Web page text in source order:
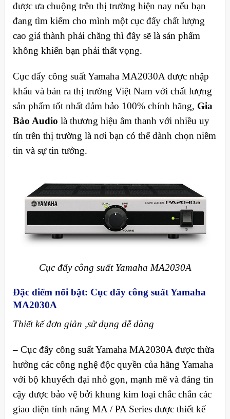
được ưa chuộng trên thị trường hiện nay nếu bạn
đang tìm kiếm cho mình một cục đẩy chất lượng
cao giá thành phải chăng thì đây sẽ là sản phẩm
không khiến bạn phải thất vọng.
Cục đẩy công suất Yamaha MA2030A được nhập
khẩu và bán ra thị trường Việt Nam với chất lượng
sản phẩm tốt nhất đảm bảo 100% chính hãng, Gia
Bảo Audio là thương hiệu âm thanh với nhiều uy
tín trên thị trường là nơi bạn có thể dành chọn niềm
tin và sự tin tưởng.
Cục đẩy công suất Yamaha MA2030A
Đặc điểm nổi bật: Cục đẩy công suất Yamaha
MA2030A
Thiết kế đơn giản ,sử dụng dễ dàng
–Cục đẩy công suất Yamaha MA2030A được thừa
hưởng các công nghệ độc quyền của hãng Yamaha
với bộ khuyếch đại nhỏ gọn, mạnh mẽ và đáng tin
cậy được bảo vệ bởi khung kim loại chắc chắn các
giao diện tính năng MA / PA Series được thiết kế